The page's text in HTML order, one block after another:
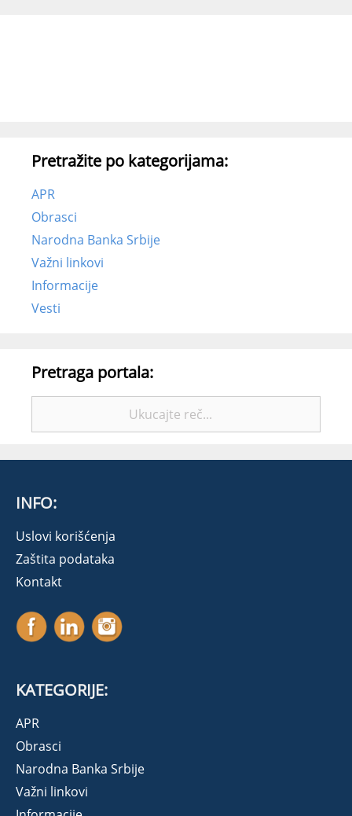
Pretražite po kategorijama:
APR
Obrasci
Narodna Banka Srbije
Važni linkovi
Informacije
Vesti
Pretraga portala:
INFO:
Uslovi korišćenja
Zaštita podataka
Kontakt
KATEGORIJE:
APR
Obrasci
Narodna Banka Srbije
Važni linkovi